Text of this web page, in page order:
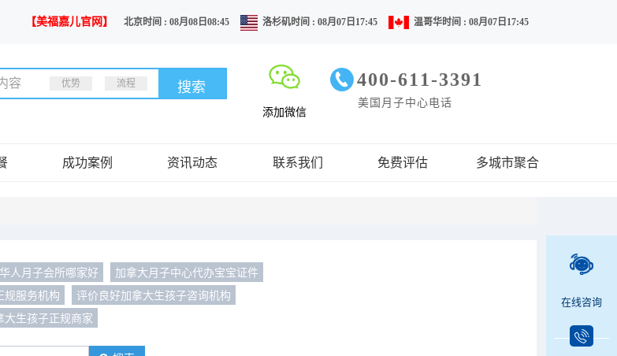
【美福嘉儿官网】 北京时间 : 08月08日08:45 洛杉矶时间 : 08月07日17:45 温哥华时间 : 08月07日17:45
优势 流程
添加微信
400-611-3391
美国月子中心电话
成功案例 资讯动态 联系我们 免费评估 多城市聚合
人月子会所哪家好
加拿大月子中心代办宝宝证件
规服务机构
评价良好加拿大生孩子咨询机构
大生孩子正规商家
在线咨询